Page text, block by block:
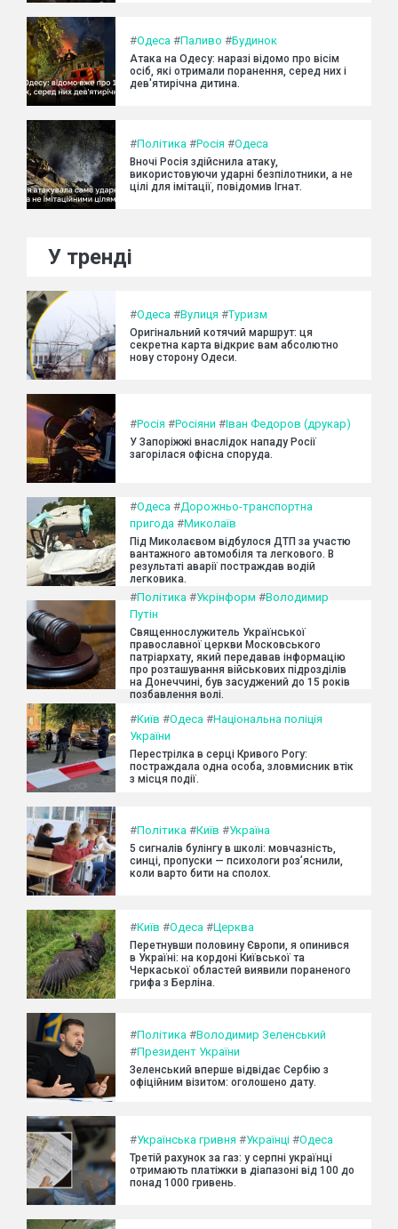
#Одеса #Паливо #Будинок
Атака на Одесу: наразі відомо про вісім
осіб, які отримали поранення, серед них і
дев'ятирічна дитина.
#Політика #Росія #Одеса
Вночі Росія здійснила атаку,
використовуючи ударні безпілотники, а не
цілі для імітації, повідомив Ігнат.
У тренді
#Одеса #Вулиця #Туризм
Оригінальний котячий маршрут: ця
секретна карта відкриє вам абсолютно
нову сторону Одеси.
#Росія #Росіяни #Іван Федоров (друкар)
У Запоріжжі внаслідок нападу Росії
загорілася офісна споруда.
#Одеса #Дорожньо-транспортна
пригода #Миколаїв
Під Миколаєвом відбулося ДТП за участю
вантажного автомобіля та легкового. В
результаті аварії постраждав водій
легковика.
#Політика #Укрінформ #Володимир
Путін
Священнослужитель Української
православної церкви Московського
патріархату, який передавав інформацію
про розташування військових підрозділів
на Донеччині, був засуджений до 15 років
позбавлення волі.
#Київ #Одеса #Національна поліція
України
Перестрілка в серці Кривого Рогу:
постраждала одна особа, зловмисник втік
з місця події.
#Політика #Київ #Україна
5 сигналів булінгу в школі: мовчазність,
синці, пропуски — психологи роз’яснили,
коли варто бити на сполох.
#Київ #Одеса #Церква
Перетнувши половину Європи, я опинився
в Україні: на кордоні Київської та
Черкаської областей виявили пораненого
грифа з Берліна.
#Політика #Володимир Зеленський
#Президент України
Зеленський вперше відвідає Сербію з
офіційним візитом: оголошено дату.
#Українська гривня #Українці #Одеса
Третій рахунок за газ: у серпні українці
отримають платіжки в діапазоні від 100 до
понад 1000 гривень.